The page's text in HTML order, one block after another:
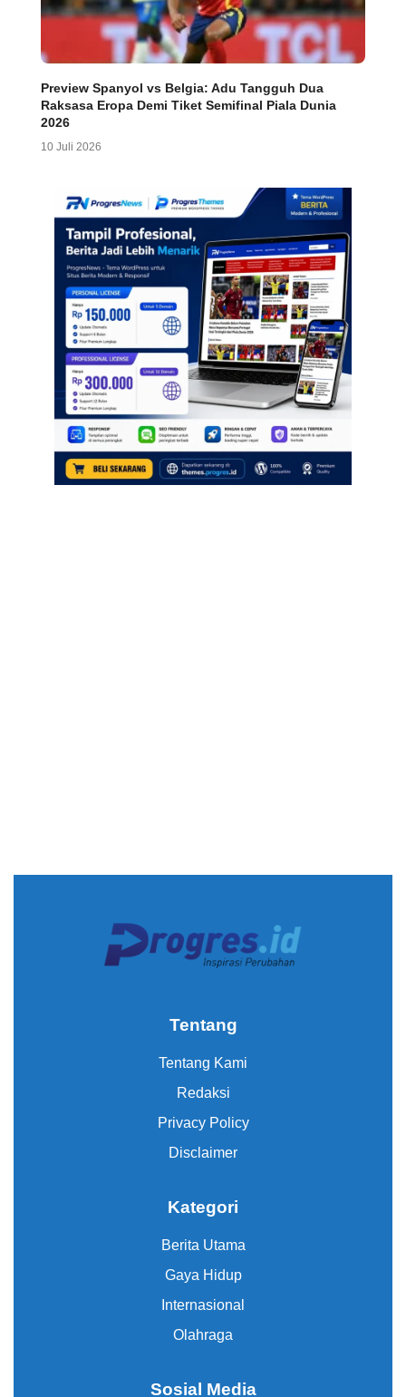
Preview Spanyol vs Belgia: Adu Tangguh Dua
Raksasa Eropa Demi Tiket Semifinal Piala Dunia
2026
10 Juli 2026
Tentang
Tentang Kami
Redaksi
Privacy Policy
Disclaimer
Kategori
Berita Utama
Gaya Hidup
Internasional
Olahraga
Sosial Media